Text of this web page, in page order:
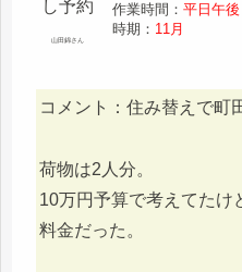
山田錦さん
作業時間：平日午後
時期： 11月
コメント：住み替えで町
荷物は2人分。
10万円予算で考えてたけ
料金だった。